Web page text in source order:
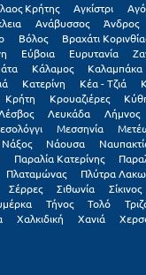
Κρήτης Αγκίστρι
Ανάβυσσος Άνδρος
Βόλος Βραχάτι
Εύβοια Ευρυτανία
Κάλαμος Καλαμπάκα
Κατερίνη Κέα - Τζιά
Κρήτη Κρουαζιέρες
Λευκάδα Λήμνος
Μεσσηνία
Νάξος Νάουσα
Παραλία Κατερίνης
Πλαταμώνας Πλύτρα
Σέρρες Σιθωνία Σίκινος
Τήνος Τολό
Χαλκιδική Χανιά